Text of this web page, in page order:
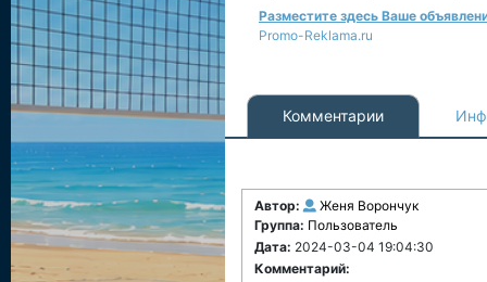
Разместите здесь Ваше
Promo-Reklama.ru
Комментарии
Автор:
Женя Ворончук
Группа: Пользователь
Дата: 2024-03-04 19:04:30
Комментарий: